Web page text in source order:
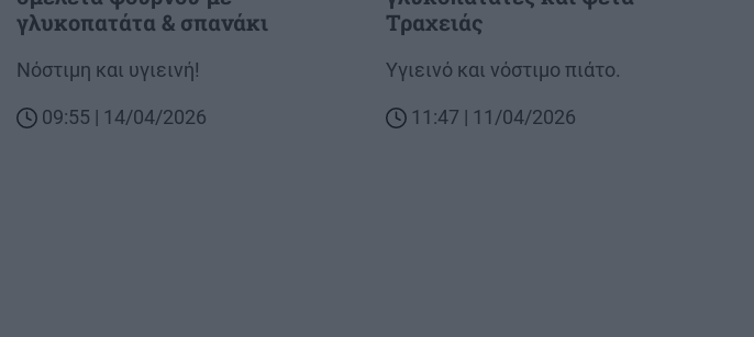
γλυκοπατάτα & σπανάκι
Body
Νόστιμη και υγιεινή!
09:55 | 14/04/2026
Τραχειάς
Body
Υγιεινό και νόστιμο πιάτο.
11:47 | 11/04/2026